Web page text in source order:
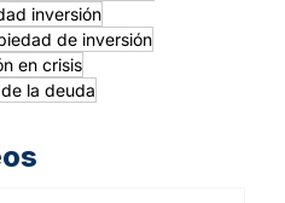
inversión
de inversión
en crisis
la deuda